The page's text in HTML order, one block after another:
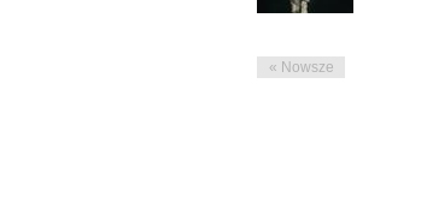
« Nowsze